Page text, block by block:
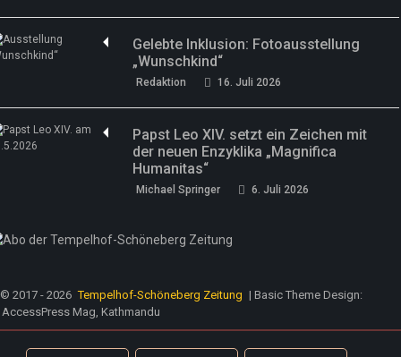
Gelebte Inklusion: Fotoausstellung
„Wunschkind“
Redaktion 16. Juli 2026
Papst Leo XIV. setzt ein Zeichen mit
der neuen Enzyklika „Magnifica
Humanitas“
Michael Springer 6. Juli 2026
© 2017 - 2026 Tempelhof-Schöneberg Zeitung | Basic Theme Design:
AccessPress Mag, Kathmandu